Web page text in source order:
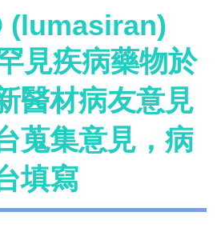
(lumasiran)
見疾病藥物於
醫材病友意見
蒐集意見，病
填寫